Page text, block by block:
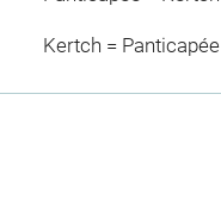
Kertch = Panticapée